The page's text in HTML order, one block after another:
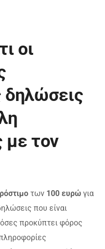
οι
δηλώσεις
με τον
των 100 ευρώγια
που είναι
προκύπτει φόρος